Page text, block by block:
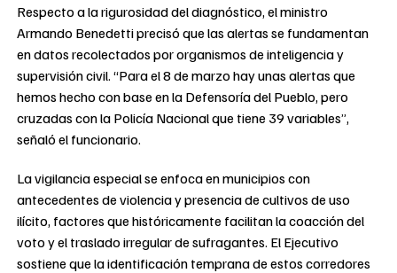
Respecto a la rigurosidad del diagnóstico, el ministro
Armando Benedetti precisó que las alertas se fundamentan
en datos recolectados por organismos de inteligencia y
supervisión civil. “Para el 8 de marzo hay unas alertas que
hemos hecho con base en la Defensoría del Pueblo, pero
cruzadas con la Policía Nacional que tiene 39 variables”,
señaló el funcionario.
La vigilancia especial se enfoca en municipios con
antecedentes de violencia y presencia de cultivos de uso
ilícito, factores que históricamente facilitan la coacción del
voto y el traslado irregular de sufragantes. El Ejecutivo
sostiene que la identificación temprana de estos corredores